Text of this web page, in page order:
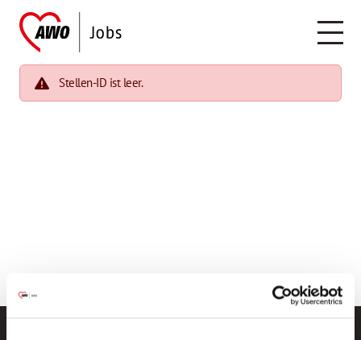
Stellen-ID ist leer.